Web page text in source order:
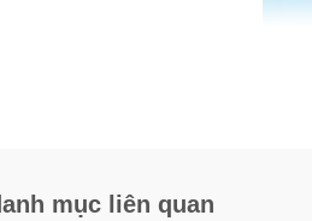
mục liên quan